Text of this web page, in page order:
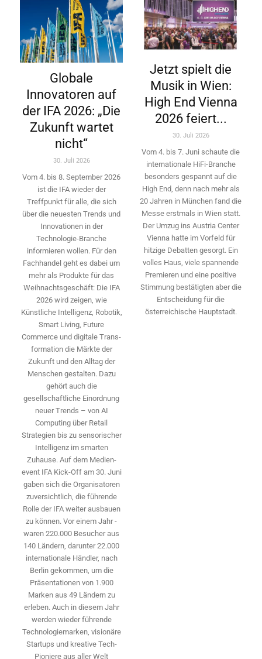
Globale
Innovatoren auf
der IFA 2026: „Die
Zukunft wartet
nicht“
30. Juli 2026
Vom 4. bis 8. September 2026
ist die IFA wieder der
Treffpunkt für alle, die sich
über die neuesten Trends und
Innovationen in der
Technologie-­Branche
informieren wollen. Für den
Fachhandel geht es dabei um
mehr als Produkte für das
Weihnachtsgeschäft: Die IFA
2026 wird ­zeigen, wie
Künstliche Intelligenz, Robotik,
Smart Living, Future
Commerce und digitale Trans­
formation die Märkte der
Zukunft und den Alltag der
Menschen gestalten. Dazu
gehört auch die
gesellschaftliche Einordnung
neuer Trends – von AI
Computing über Retail
Strategien bis zu sensorischer
Intelligenz im smarten
Zuhause. Auf dem Medien­
event IFA Kick-Off am 30. Juni
gaben sich die Organisatoren
zuversichtlich, die führende
Rolle der IFA weiter ausbauen
zu können. Vor einem Jahr ­
waren 220.000 Besucher aus
140 ­Ländern, ­darunter 22.000
internationale Händler, nach
Berlin gekommen, um die
Präsen­tationen von 1.900
Marken aus 49 Ländern zu
erleben. Auch in diesem Jahr
werden wieder führende
Technologiemarken, visionäre
Startups und ­kreative Tech-
Pioniere aus aller Welt
Jetzt spielt die
Musik in Wien:
High End Vienna
2026 feiert...
30. Juli 2026
Vom 4. bis 7. Juni schaute die
internationale HiFi-Branche
besonders gespannt auf die
High End, denn nach mehr als
20 Jahren in München fand die
Messe erstmals in Wien statt.
Der Umzug ins Austria Center
Vienna hatte im Vorfeld für
hitzige Debatten gesorgt. Ein
volles Haus, viele spannende
Premieren und eine positive
Stimmung bestätigten aber die
Entscheidung für die
österreichische Hauptstadt.